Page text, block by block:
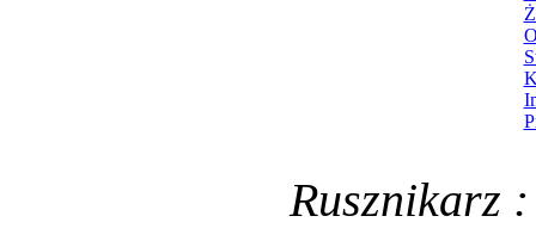
Rusznikarz :